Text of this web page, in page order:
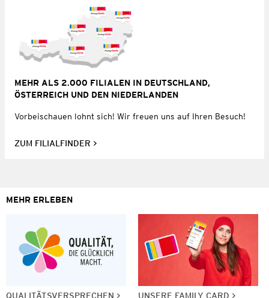
MEHR ALS 2.000 FILIALEN IN DEUTSCHLAND,
ÖSTERREICH UND DEN NIEDERLANDEN
Vorbeischauen lohnt sich! Wir freuen uns auf Ihren Besuch!
ZUM FILIALFINDER
MEHR ERLEBEN
QUALITÄTSVERSPRECHEN UNSERE FAMILY CARD